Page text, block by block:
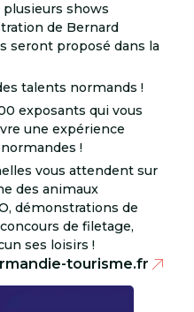
shows
de Bernard
seront proposé dans la
talents normands !
exposants qui vous
une expérience
!
vous attendent sur
des animaux
démonstrations de
de filetage,
ses loisirs !
tourisme.fr